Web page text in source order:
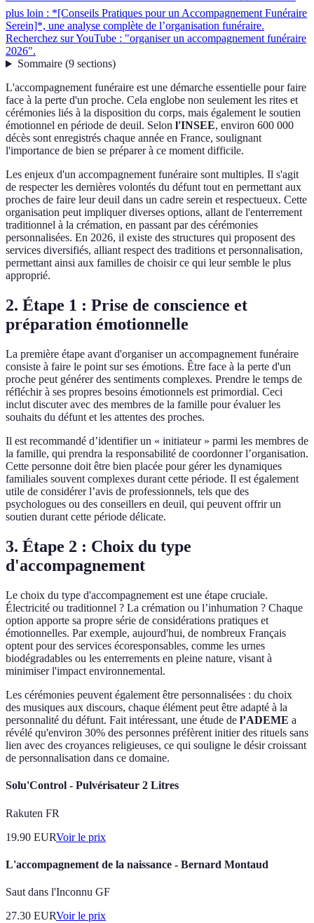
plus loin : *[Conseils Pratiques pour un Accompagnement Funéraire
Serein]*, une analyse complète de l’organisation funéraire.
Recherchez sur YouTube : "organiser un accompagnement funéraire
2026".
Sommaire(9 sections)
L'accompagnement funéraire est une démarche essentielle pour faire
face à la perte d'un proche. Cela englobe non seulement les rites et
cérémonies liés à la disposition du corps, mais également le soutien
émotionnel en période de deuil. Selon l'INSEE, environ 600 000
décès sont enregistrés chaque année en France, soulignant
l'importance de bien se préparer à ce moment difficile.
Les enjeux d'un accompagnement funéraire sont multiples. Il s'agit
de respecter les dernières volontés du défunt tout en permettant aux
proches de faire leur deuil dans un cadre serein et respectueux. Cette
organisation peut impliquer diverses options, allant de l'enterrement
traditionnel à la crémation, en passant par des cérémonies
personnalisées. En 2026, il existe des structures qui proposent des
services diversifiés, alliant respect des traditions et personnalisation,
permettant ainsi aux familles de choisir ce qui leur semble le plus
approprié.
2. Étape 1 : Prise de conscience et
préparation émotionnelle
La première étape avant d'organiser un accompagnement funéraire
consiste à faire le point sur ses émotions. Être face à la perte d'un
proche peut générer des sentiments complexes. Prendre le temps de
réfléchir à ses propres besoins émotionnels est primordial. Ceci
inclut discuter avec des membres de la famille pour évaluer les
souhaits du défunt et les attentes des proches.
Il est recommandé d’identifier un « initiateur » parmi les membres de
la famille, qui prendra la responsabilité de coordonner l’organisation.
Cette personne doit être bien placée pour gérer les dynamiques
familiales souvent complexes durant cette période. Il est également
utile de considérer l’avis de professionnels, tels que des
psychologues ou des conseillers en deuil, qui peuvent offrir un
soutien durant cette période délicate.
3. Étape 2 : Choix du type
d'accompagnement
Le choix du type d'accompagnement est une étape cruciale.
Électricité ou traditionnel ? La crémation ou l’inhumation ? Chaque
option apporte sa propre série de considérations pratiques et
émotionnelles. Par exemple, aujourd'hui, de nombreux Français
optent pour des services écoresponsables, comme les urnes
biodégradables ou les enterrements en pleine nature, visant à
minimiser l'impact environnemental.
Les cérémonies peuvent également être personnalisées : du choix
des musiques aux discours, chaque élément peut être adapté à la
personnalité du défunt. Fait intéressant, une étude de l’ADEME a
révélé qu'environ 30% des personnes préfèrent initier des rituels sans
lien avec des croyances religieuses, ce qui souligne le désir croissant
de personnalisation dans ce domaine.
Solu'Control - Pulvérisateur 2 Litres
Rakuten FR
19.90 EURVoir le prix
L'accompagnement de la naissance - Bernard Montaud
Saut dans l'Inconnu GF
27.30 EURVoir le prix